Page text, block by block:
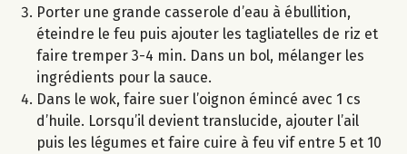
Porter une grande casserole d’eau à ébullition,
éteindre le feu puis ajouter les tagliatelles de riz et
faire tremper 3-4 min. Dans un bol, mélanger les
ingrédients pour la sauce.
Dans le wok, faire suer l’oignon émincé avec 1 cs
d’huile. Lorsqu’il devient translucide, ajouter l’ail
puis les légumes et faire cuire à feu vif entre 5 et 10